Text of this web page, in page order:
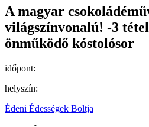
A magyar
világszínvonalú! -3
önműködő kóstolósor
időpont:
helyszín:
Édeni Édességek Boltja